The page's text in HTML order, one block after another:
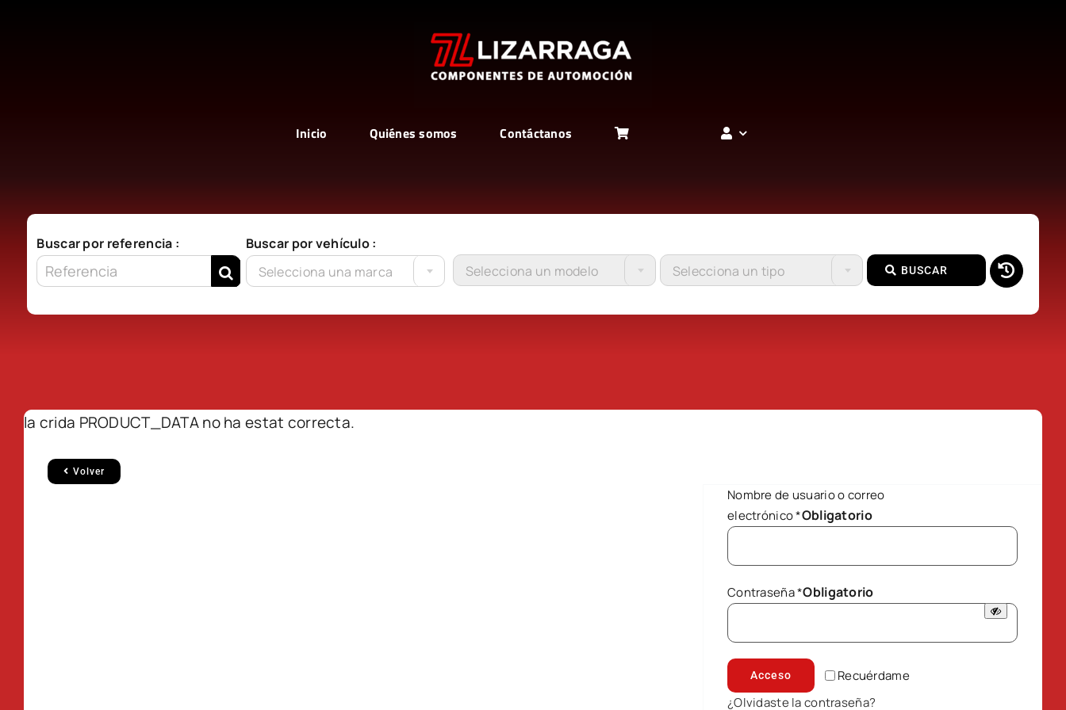
Inicio Quiénes somos Contáctanos
Buscar por referencia :
Buscar por vehículo :
Selecciona una marca
Selecciona un modelo Selecciona un tipo BUSCAR
la crida PRODUCT_DATA no ha estat correcta.
Volver
Nombre de usuario o correo
electrónico*Obligatorio
Contraseña*Obligatorio
Recuérdame
Acceso
¿Olvidaste la contraseña?